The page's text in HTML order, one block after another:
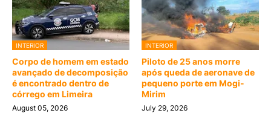
INTERIOR
Corpo de homem em estado
avançado de decomposição
é encontrado dentro de
córrego em Limeira
August 05, 2026
INTERIOR
Piloto de 25 anos morre
após queda de aeronave de
pequeno porte em Mogi-
Mirim
July 29, 2026